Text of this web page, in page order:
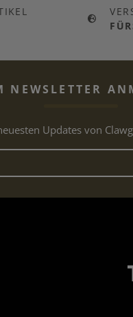
NEWSLETTER
Updates von